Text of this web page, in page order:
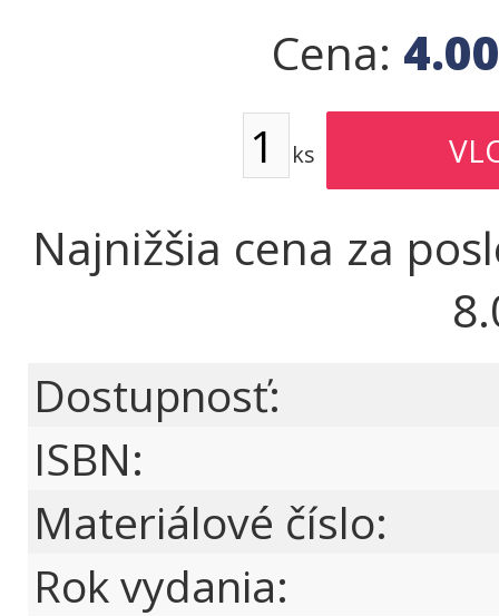
Cena:
ks
Najnižšia cena za
Dostupnosť:
ISBN:
Materiálové číslo:
Rok vydania: